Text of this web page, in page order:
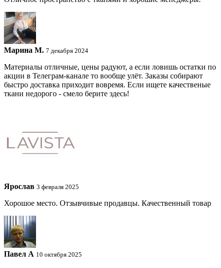
Марина М. 7 декабря 2024
Материалы отличные, цены радуют, а если ловишь остатки по
акции в Телеграм-канале то вообще улёт. Заказы собирают
быстро доставка приходит вовремя. Если ищете качественые
ткани недорого - смело берите здесь!
Ярослав 3 февраля 2025
Хорошое место. Отзывчивые продавцы. Качественный товар
Павел A 10 октября 2025